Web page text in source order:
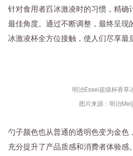
针对食用者舀冰激凌时的习惯，精确
最佳角度。通过不断调整，最终呈现
冰激凌杯全方位接触，使人们尽享最
明治Essel超级杯香草
图片来源：明治
勺子颜色也从普通的透明色变为金色
充分提升了产品质感和消费者体验感。